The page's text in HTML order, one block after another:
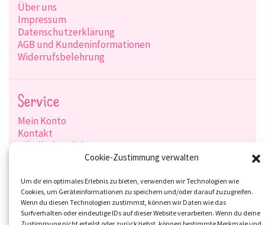
Cookie-Zustimmung verwalten
Um dir ein optimales Erlebnis zu bieten, verwenden wir Technologien wie
Cookies, um Geräteinformationen zu speichern und/oder darauf zuzugreifen.
Wenn du diesen Technologien zustimmst, können wir Daten wie das
Surfverhalten oder eindeutige IDs auf dieser Website verarbeiten. Wenn du deine
Über uns
Impressum
Datenschutzerklärung
AGB und Kundeninformationen
Widerrufsbelehrung
Service
Mein Konto
Kontakt
Händlerkonditionen
Zahlungsarten